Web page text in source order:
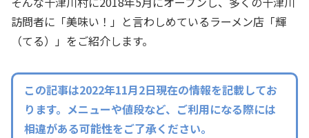
訪問者に「美味い！」と言わしめているラーメン店「輝
（てる）」をご紹介します。
この記事は2022年11月2日現在の情報を記載してお
ります。メニューや値段など、ご利用になる際には
相違がある可能性をご了承ください。